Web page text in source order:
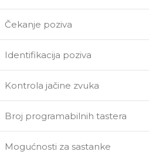
Čekanje poziva
Identifikacija poziva
Kontrola jačine zvuka
Broj programabilnih tastera
Mogućnosti za sastanke